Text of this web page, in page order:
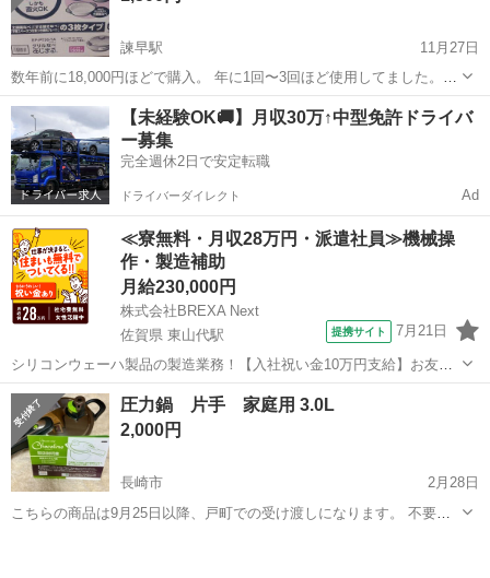
諫早駅
11月27日
数年前に18,000円ほどで購入。 年に1回〜3回ほど使用してました。
鍋、すき焼きプレート、焼き肉プレート、蓋 手入れも簡単で使い勝手
良いです。 こどもたちが巣立って行き、なかなか 使う機会も無くなっ
たので 今からの季節、...
長崎 諫早市 諫早駅 キッチン家電 あじまる
【未経験OK🚚】月収30万↑中型免許ドライバ
ー募集
完全週休2日で安定転職
ドライバーダイレクト Ad
≪寮無料・月収28万円・派遣社員≫機械操
作・製造補助
月給230,000円
株式会社BREXA Next
佐賀県 東山代駅
提携サイト 7月21日
シリコンウェーハ製品の製造業務！【入社祝い金10万円支給】お友達
やカップルとの応募OK◎年間休日129日＆休出なしでプライベート充
実♪業務はクリーンルームで快適作業◎自社正社員登用制度あり★1食
300円～の格安食堂あり！《佐...
佐賀 伊万里市 東山代駅 その他
圧力鍋 片手 家庭用 3.0L
2,000円
長崎市
2月28日
こちらの商品は9月25日以降、戸町での受け渡しになります。 不要に